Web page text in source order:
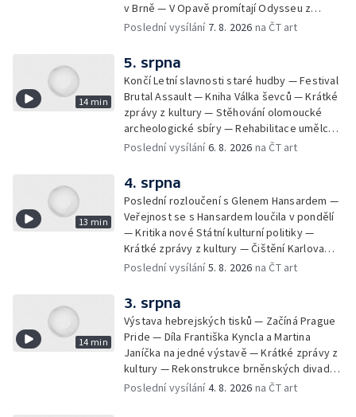
v Brně — V Opavě promítají Odysseu z
filmového pásu
Poslední vysílání 7. 8. 2026 na ČT art
14 min
5. srpna
Končí Letní slavnosti staré hudby — Festival
Brutal Assault — Kniha Válka ševců — Krátké
zprávy z kultury — Stěhování olomoucké
archeologické sbíry — Rehabilitace umělce
Milana Knížáka — Trailer na film Osamělý vlk
Poslední vysílání6. 8. 2026 na ČT art
13 min
4. srpna
Poslední rozloučení s Glenem Hansardem —
Veřejnost se s Hansardem loučila v pondělí
— Kritika nové Státní kulturní politiky —
Krátké zprávy z kultury — Čištění Karlova
mostu — Archeologický výzkum na
neslyšící
Poslední vysílání5. 8. 2026 na ČT art
14 min
3. srpna
Výstava hebrejských tisků — Začíná Prague
Pride — Díla Františka Kyncla a Martina
Janíčka na jedné výstavě — Krátké zprávy z
kultury — Rekonstrukce brněnských divadel
— Budoucnost Knihovny Václava Havla —
Poslední vysílání4. 8. 2026 na ČT art